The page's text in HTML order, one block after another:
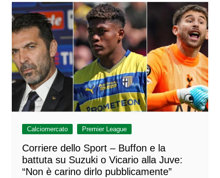
Calciomercato Premier League
Corriere dello Sport – Buffon e la
battuta su Suzuki o Vicario alla Juve:
“Non è carino dirlo pubblicamente”